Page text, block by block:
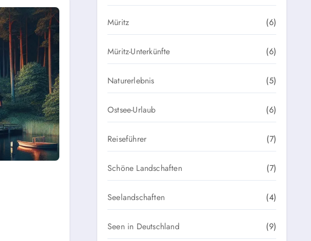
Müritz (6)
Müritz-Unterkünfte (6)
Naturerlebnis (5)
Ostsee-Urlaub (6)
Reiseführer (7)
Schöne Landschaften (7)
Seelandschaften (4)
Seen in Deutschland (9)